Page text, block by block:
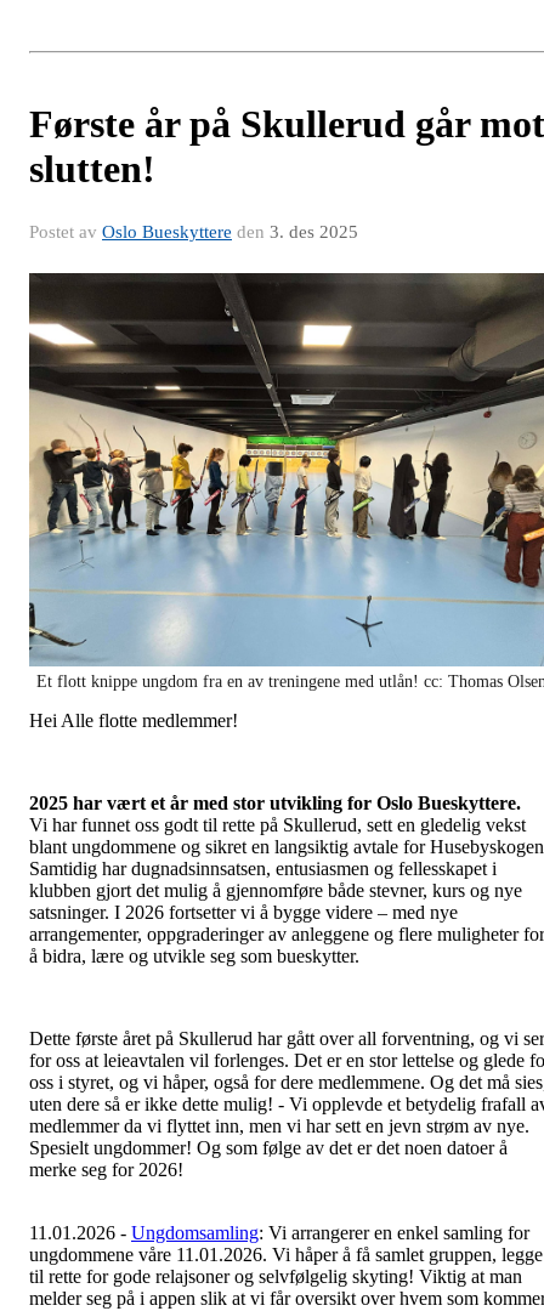
Første år på Skullerud går mot
slutten!
Postet av Oslo Bueskyttere den 3. des 2025
Et flott knippe ungdom fra en av treningene med utlån! cc: Thomas
Hei Alle flotte medlemmer!
2025 har vært et år med stor utvikling for Oslo Bueskyttere.
Vi har funnet oss godt til rette på Skullerud, sett en gledelig vekst
blant ungdommene og sikret en langsiktig avtale for
Samtidig har dugnadsinnsatsen, entusiasmen og fellesskapet i
klubben gjort det mulig å gjennomføre både stevner, kurs og nye
satsninger. I 2026 fortsetter vi å bygge videre – med nye
arrangementer, oppgraderinger av anleggene og flere muligheter for
å bidra, lære og utvikle seg som bueskytter.
Dette første året på Skullerud har gått over all forventning, og vi ser
for oss at leieavtalen vil forlenges. Det er en stor lettelse og glede
oss i styret, og vi håper, også for dere medlemmene. Og det må
uten dere så er ikke dette mulig! - Vi opplevde et betydelig frafall
medlemmer da vi flyttet inn, men vi har sett en jevn strøm av nye.
Spesielt ungdommer! Og som følge av det er det noen datoer å
merke seg for 2026!
11.01.2026 - Ungdomsamling: Vi arrangerer en enkel samling for
ungdommene våre 11.01.2026. Vi håper å få samlet gruppen, legge
til rette for gode relajsoner og selvfølgelig skyting! Viktig at man
melder seg på i appen slik at vi får oversikt over hvem som